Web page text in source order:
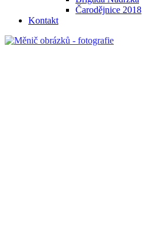
Čarodějnice 2018
Kontakt